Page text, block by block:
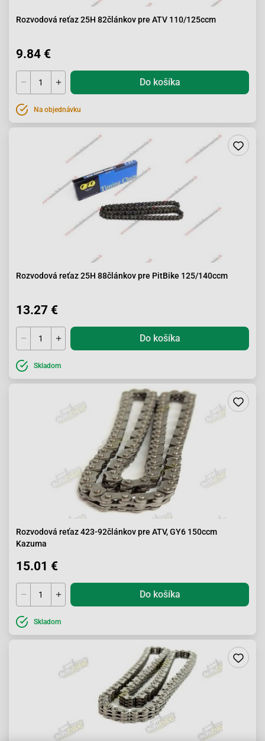
Rozvodová reťaz 25H 82článkov pre ATV 110/125ccm
9.84 €
Do košíka
Na objednávku
Rozvodová reťaz 25H 88článkov pre PitBike 125/140ccm
13.27 €
Do košíka
Skladom
Rozvodová reťaz 423-92článkov pre ATV, GY6 150ccm
Kazuma
15.01 €
Do košíka
Skladom